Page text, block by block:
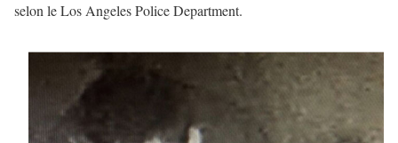
selon le Los Angeles Police Department.